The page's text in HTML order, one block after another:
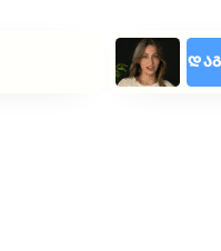
ᲓᲐᲒᲕᲘᲙᲐᲕᲨᲘᲠᲓᲘᲗ